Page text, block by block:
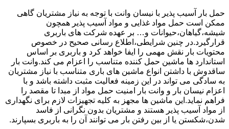
حمل بار آسیب پذیر با نیسان وانت با توجه به نیاز مشتریان گاهی
ممکن است حمل مواد غذایی و مواد آسیب پذیر همچون
شیشه،گیاهان،حیوانات و… بر عهده شرکت های باربری
قرارگیرد.در چنین شرایطی،اطلاع رسانی صحیح در خصوص
محتویات بار نقش مهمی را ایفا خواهد کرد و باربری بر اساس
استاندارد ها ماشین حمل کننده متناسب را اعزام می کند.وانت بار
ساقدوش با داشتن انواع ماشین های باری متناسب با نیاز مشتریان
به سادگی می تواند در این زمینه فعالیت مثبت داشته باشد و با
اعزام نیسان بار و وانت بار امنیت حمل مواد از مبدا تا مقصد را
فراهم نماید.این ماشین ها مجهز به کلیه تجهیزات لازم برای نگهداری
از مواد آسیب پذیر هستند و مشتریان بدون نگرانی از فاسد
شدن،شکستن یا از بین رفتن بار می توانند آن را به باربری بسپارند.